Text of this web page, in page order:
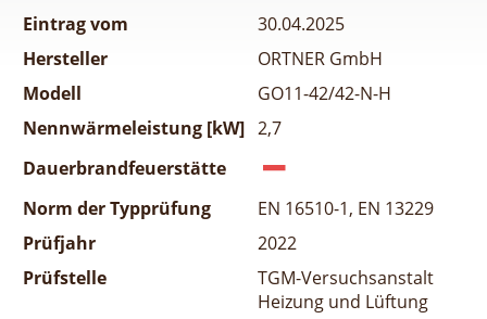
Eintrag vom
30.04.2025
Hersteller
ORTNER GmbH
Modell
GO11-42/42-N-H
Nennwärmeleistung [kW] 2,7
Dauerbrandfeuerstätte
Norm der Typprüfung
EN 16510-1, EN 13229
Prüfjahr
2022
Prüfstelle
TGM-Versuchsanstalt
Heizung und Lüftung